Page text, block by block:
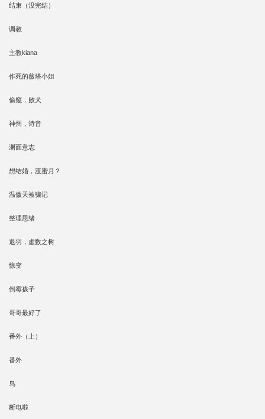
结束（没完结）
调教
主教kiana
作死的薇塔小姐
偷窥，败犬
神州，诗音
渊面意志
想结婚，渡蜜月？
温傲天被骗记
整理思绪
退羽，虚数之树
惊变
倒霉孩子
哥哥最好了
番外（上）
番外
鸟
断电啦